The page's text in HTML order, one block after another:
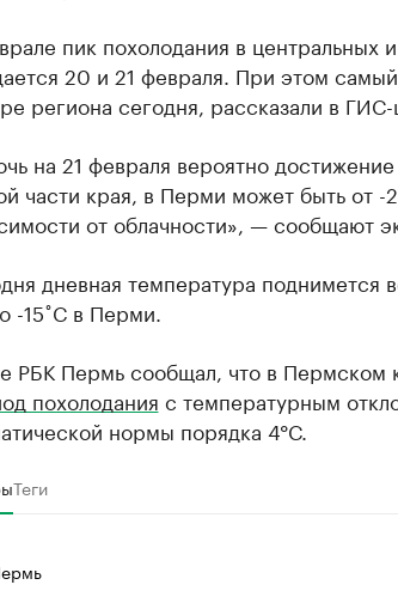
пик похолодания в центральных
20 и 21 февраля. При этом
региона сегодня, рассказали в
на 21 февраля вероятно
части края, в Перми может быть от -
от облачности», — сообщают
дневная температура поднимется
-15˚С в Перми.
РБК Пермь сообщал, что в Пермском
похолодания с температурным
нормы порядка 4°С.
Теги